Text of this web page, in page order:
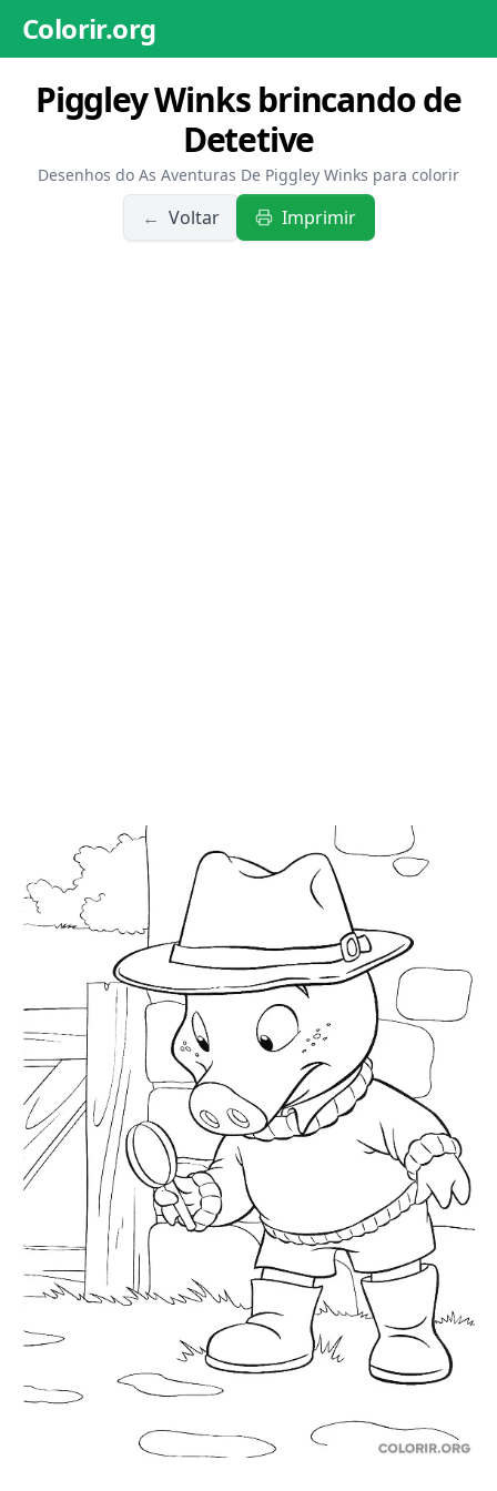
Colorir.org
Piggley Winks brincando de
Detetive
Desenhos do As Aventuras De Piggley Winks para colorir
← Voltar Imprimir